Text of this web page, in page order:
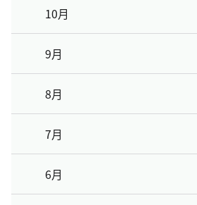
10月
9月
8月
7月
6月